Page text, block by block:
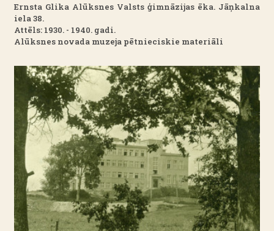
Ernsta Glika Alūksnes Valsts ģimnāzijas ēka. Jāņkalna
iela 38.
Attēls: 1930. - 1940. gadi.
Alūksnes novada muzeja pētnieciskie materiāli